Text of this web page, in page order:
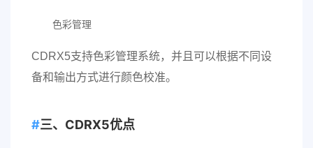
色彩管理
CDRX5支持色彩管理系统，并且可以根据不同设
备和输出方式进行颜色校准。
三、CDRX5优点